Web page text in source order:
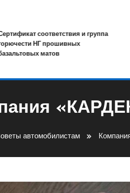
соответствия и группа
НГ прошивных
матов
автомобилистам